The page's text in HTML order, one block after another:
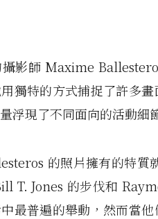
攝影師 Maxime
獨特的方式捕捉了許多
浮現了不同面向的活動細
的照片擁有的特質
T. Jones 的步伐和
最普遍的舉動，然而當